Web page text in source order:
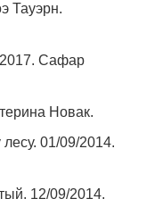
Тауэрн.
Сафар
Новак.
01/09/2014.
12/09/2014.